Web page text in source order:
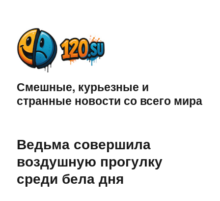
Смешные, курьезные и
странные новости со всего мира
Ведьма совершила
воздушную прогулку
среди бела дня